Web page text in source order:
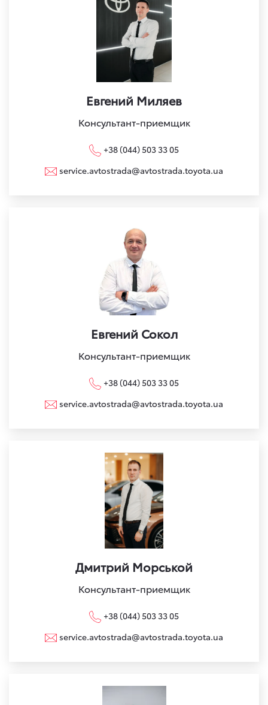
Евгений Миляев
Консультант-приемщик
+38 (044) 503 33 05
service.avtostrada@avtostrada.toyota.ua
Евгений Сокол
Консультант-приемщик
+38 (044) 503 33 05
service.avtostrada@avtostrada.toyota.ua
Дмитрий Морськой
Консультант-приемщик
+38 (044) 503 33 05
service.avtostrada@avtostrada.toyota.ua